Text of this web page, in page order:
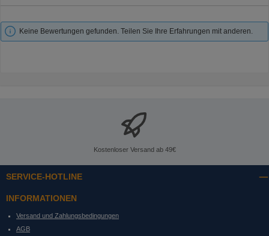
Keine Bewertungen gefunden. Teilen Sie Ihre Erfahrungen mit anderen.
Kostenloser Versand ab 49€
SERVICE-HOTLINE
INFORMATIONEN
Versand und Zahlungsbedingungen
AGB